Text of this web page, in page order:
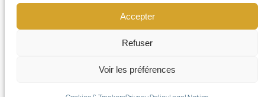
Accepter
Refuser
Voir les préférences
Privacy Policy
by Emavista Digital Agency –